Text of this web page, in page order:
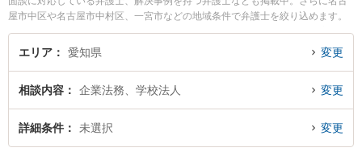
屋市中区や名古屋市中村区、一宮市などの地域条件で弁護士を絞り込めます。
企業法務に関係する顧問弁護士契約や契約書作成・リーガルチェック、雇用契
約書・就業規則作成等の細かな分野での絞り込み検索もでき便利です。特に名
用、強みなどが注目されています。『愛知県で土日や夜間に発生した学校法人
のトラブルを今すぐに弁護士に相談したい』『学校法人のトラブル解決の実績
豊富な近くの弁護士を検索したい』『初回相談無料で学校法人を法律相談でき
エリア 愛知県 変更
相談内容 企業法務、学校法人 変更
詳細条件 未選択 変更